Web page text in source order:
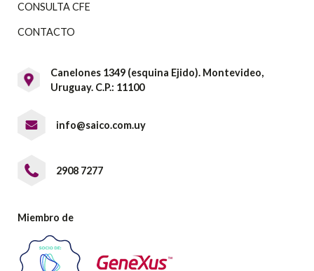
CONSULTA CFE
CONTACTO
Canelones 1349 (esquina Ejido). Montevideo,
Uruguay. C.P.: 11100
info@saico.com.uy
2908 7277
Miembro de